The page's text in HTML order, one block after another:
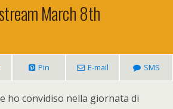
March 8th
Pin E-mail SMS
ho convidiso nella giornata di